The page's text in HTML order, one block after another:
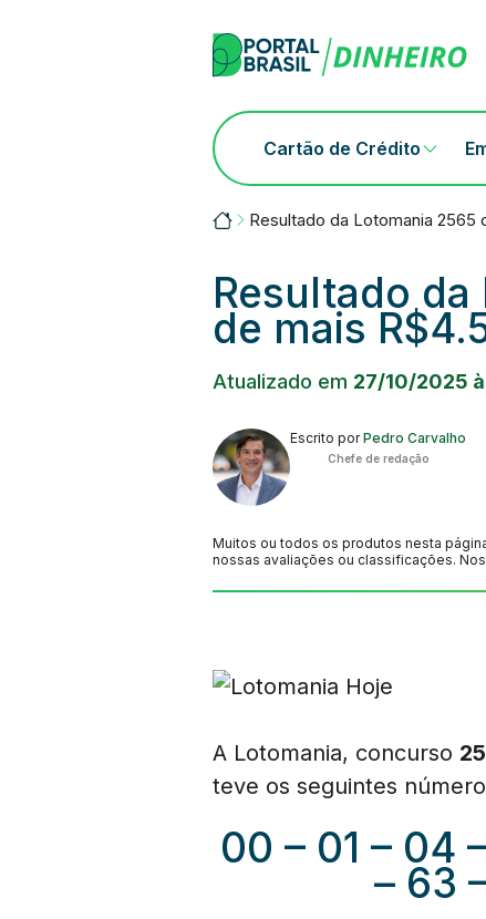
Cartão de Crédito
Portalbrasil
Resultado da Lotomania 2565
Resultado
de mais
Atualizado em 27/10/2025
Escrito porPedro Carvalho
Chefe de redação
Muitos ou todos os produtos nesta
nossas avaliações ou classificações.
A Lotomania, concurso
teve os seguintes
00 – 01 – 04
– 63